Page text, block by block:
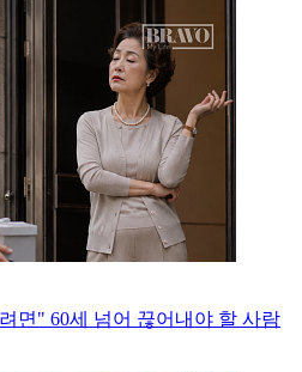
면" 60세 넘어 끊어내야 할 사람